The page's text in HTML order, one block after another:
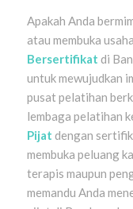
Apakah Anda
atau membuka
Bersertifikat di
untuk mewujudkan
pusat pelatihan
lembaga pelatihan
Pijat dengan
membuka peluang
terapis maupun
memandu Anda